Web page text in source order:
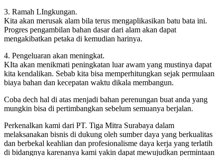
3. Ramah LIngkungan.
Kita akan merusak alam bila terus mengaplikasikan batu bata ini.
Progres pengambilan bahan dasar dari alam akan dapat
mengakibatkan petaka di kemudian harinya.
4. Pengeluaran akan meningkat.
KIta akan menikmati peningkatan luar awam yang mustinya dapat
kita kendalikan. Sebab kita bisa memperhitungkan sejak permulaan
biaya bahan dan kecepatan waktu dikala membangun.
Coba dech hal di atas menjadi bahan perenungan buat anda yang
mungkin bisa di pertimbangkan sebelum semuanya berjalan.
Perkenalkan kami dari PT. Tiga Mitra Surabaya dalam
melaksanakan bisnis di dukung oleh sumber daya yang berkualitas
dan berbekal keahlian dan profesionalisme daya kerja yang terlatih
di bidangnya karenanya kami yakin dapat mewujudkan permintaan